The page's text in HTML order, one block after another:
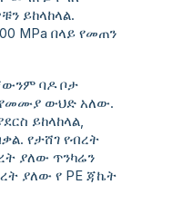
ይከላከላል.
MPa በላይ የመጠን
ባዶ ቦታ
ውህድ አለው.
ይከላከላል,
የታሸገ የብረት
ያለው ጥንካሬን
ያለው የ PE ጃኬት